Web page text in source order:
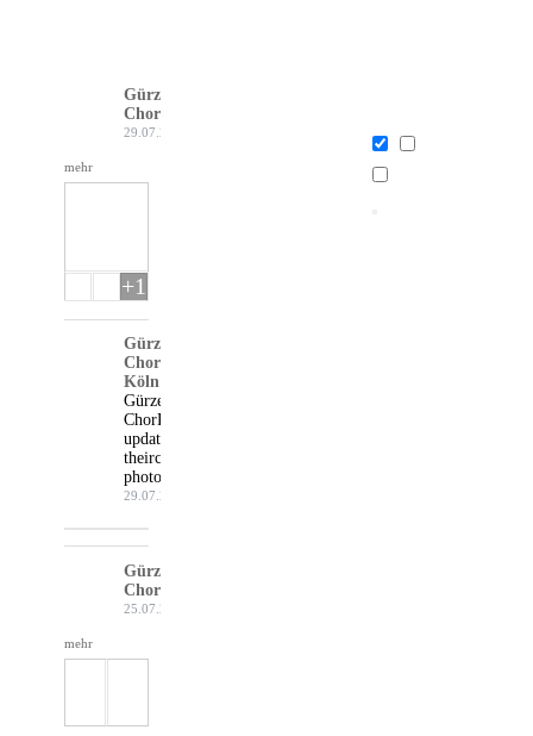
Gürzenich-
Chor Köln
29.07.26
mehr
+1
Gürzenich-
Chor
Köln
Gürzenich-
Chor Köln
updated
their cover
photo.
29.07.26
Gürzenich-
Chor Köln
25.07.26
mehr